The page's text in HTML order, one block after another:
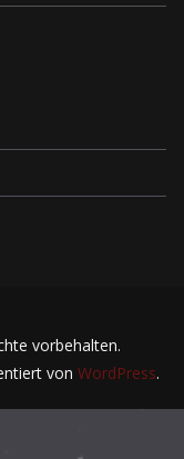
vorbehalten.
von WordPress.